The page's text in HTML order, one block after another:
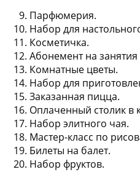
Парфюмерия.
Набор для
Косметичка.
Абонемент на занятия
Комнатные цветы.
Набор для
Заказанная пицца.
Оплаченный столик в
Набор элитного чая.
Мастер-класс по
Билеты на балет.
Набор фруктов.